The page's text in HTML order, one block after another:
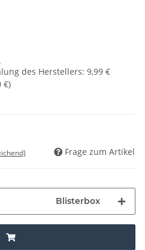
des Herstellers: 9,99 €
€)
Frage zum Artikel
Blisterbox